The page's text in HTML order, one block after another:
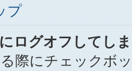
プ
ログオフしてし
際にチェックボ